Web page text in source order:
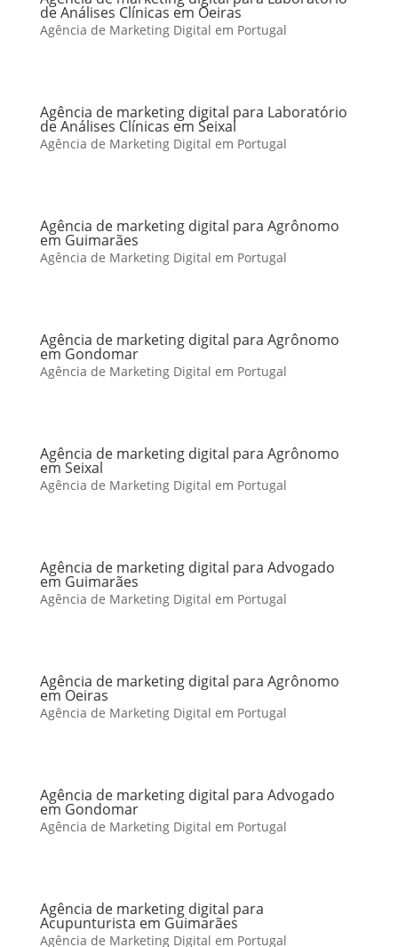
de Análises Clínicas em Oeiras
Agência de Marketing Digital em Portugal
Agência de marketing digital para Laboratório
de Análises Clínicas em Seixal
Agência de Marketing Digital em Portugal
Agência de marketing digital para Agrônomo
em Guimarães
Agência de Marketing Digital em Portugal
Agência de marketing digital para Agrônomo
em Gondomar
Agência de Marketing Digital em Portugal
Agência de marketing digital para Agrônomo
em Seixal
Agência de Marketing Digital em Portugal
Agência de marketing digital para Advogado
em Guimarães
Agência de Marketing Digital em Portugal
Agência de marketing digital para Agrônomo
em Oeiras
Agência de Marketing Digital em Portugal
Agência de marketing digital para Advogado
em Gondomar
Agência de Marketing Digital em Portugal
Agência de marketing digital para
Acupunturista em Guimarães
Agência de Marketing Digital em Portugal